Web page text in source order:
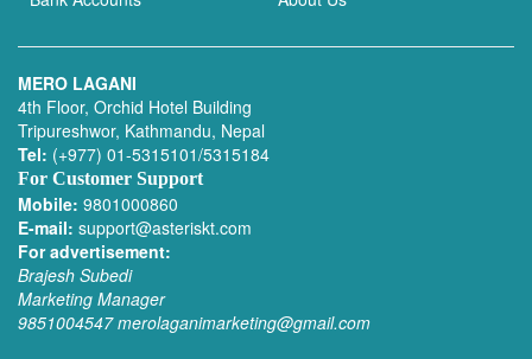
MERO LAGANI
4th Floor, Orchid Hotel Building
Tripureshwor, Kathmandu, Nepal
Tel: (+977) 01-5315101/5315184
For Customer Support
Mobile: 9801000860
E-mail: support@asteriskt.com
For advertisement:
Brajesh Subedi
Marketing Manager
9851004547 merolaganimarketing@gmail.com